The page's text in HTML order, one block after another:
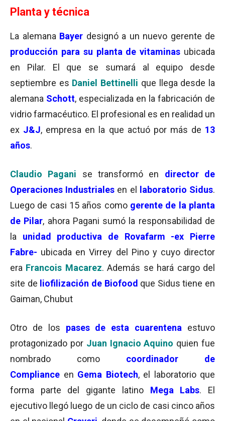
Planta y técnica
La alemana Bayer designó a un nuevo gerente de
producción para su planta de vitaminas ubicada
en Pilar. El que se sumará al equipo desde
septiembre es Daniel Bettinelli que llega desde la
alemana Schott, especializada en la fabricación de
vidrio farmacéutico. El profesional es en realidad un
ex J&J, empresa en la que actuó por más de 13
años.
Claudio Pagani se transformó en director de
Operaciones Industriales en el laboratorio Sidus.
Luego de casi 15 años como gerente de la planta
de Pilar, ahora Pagani sumó la responsabilidad de
la unidad productiva de Rovafarm -ex Pierre
Fabre- ubicada en Virrey del Pino y cuyo director
era Francois Macarez. Además se hará cargo del
site de liofilización de Biofood que Sidus tiene en
Gaiman, Chubut
Otro de los pases de esta cuarentena
estuvo
protagonizado por Juan Ignacio Aquino quien fue
nombrado como coordinador de
Compliance en Gema Biotech, el laboratorio que
forma parte del gigante latino Mega Labs. El
ejecutivo llegó luego de un ciclo de casi cinco años